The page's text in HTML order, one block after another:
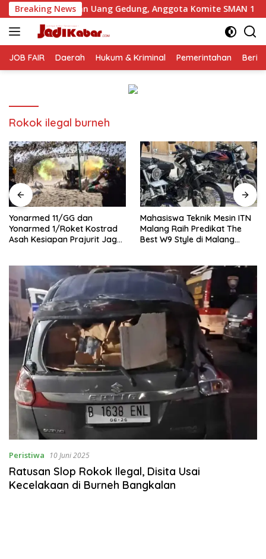
Langsung
ke
konten
Breaking News
Gedung, Anggota Komite SMAN 1 Tumpang ,Ketua
JOB FAIR Daerah Hukum & Kriminal Pemerintahan
Rokok ilegal burneh
Yonarmed 11/GG dan
Yonarmed 1/Roket Kostrad
Asah Kesiapan Prajurit Jaga
Mahasiswa Teknik Mesin ITN
Malang Raih Predikat The
Best W9 Style di Malang
Peristiwa 10 Juni 2025
Ratusan Slop Rokok Ilegal, Disita Usai
Kecelakaan di Burneh Bangkalan